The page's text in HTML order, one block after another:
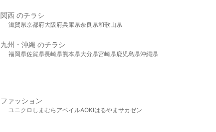
関西 のチラシ
滋賀県京都府大阪府兵庫県奈良県和歌山県
九州・沖縄 のチラシ
福岡県佐賀県長崎県熊本県大分県宮崎県鹿児島県沖縄県
ファッション
ユニクロ しまむら アベイルAOKIはるやま サカゼン